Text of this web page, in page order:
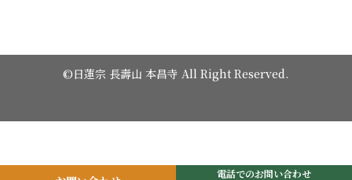
電話でのお問い合わせ
©日蓮宗 長壽山 本昌寺 All Right Reserved.